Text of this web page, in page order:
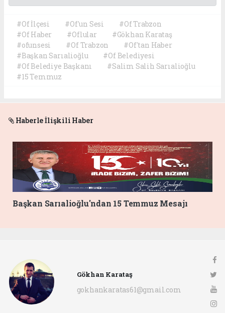
#Of İlçesi #Of'un Sesi
#Of Trabzon
#Of Haber
#Oflular
#Gökhan Karataş
#ofunsesi
#Of Trabzon
#Of'tan Haber
#Başkan Sarıalioğlu
#Of Belediyesi
#Of Belediye Başkanı
#Salim Salih Sarıalioğlu
#15 Temmuz
Haberle İlişkili Haber
Başkan Sarıalioğlu'ndan 15 Temmuz Mesajı
Gökhan Karataş
gokhankaratas61@gmail.com